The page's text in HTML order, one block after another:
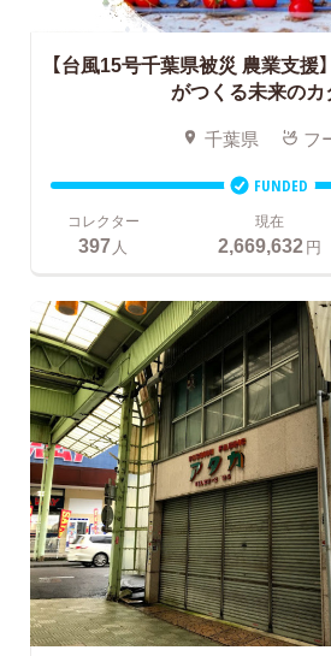
【台風15号千葉県被災 農業支
がつくる未来のカ
千葉県 フ
FUNDED
コレクター
397人
現在
2,669,632円